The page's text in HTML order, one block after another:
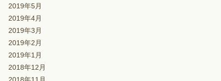
2019年5月
2019年4月
2019年3月
2019年2月
2019年1月
2018年12月